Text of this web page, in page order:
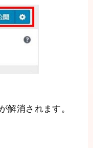
解消されます。